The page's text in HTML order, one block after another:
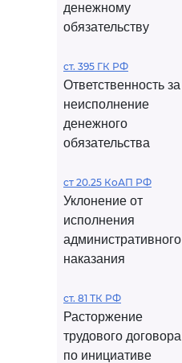
денежному
обязательству
ст. 395 ГК РФ
Ответственность за
неисполнение
денежного
обязательства
ст 20.25 КоАП РФ
Уклонение от
исполнения
административного
наказания
ст. 81 ТК РФ
Расторжение
трудового договора
по инициативе